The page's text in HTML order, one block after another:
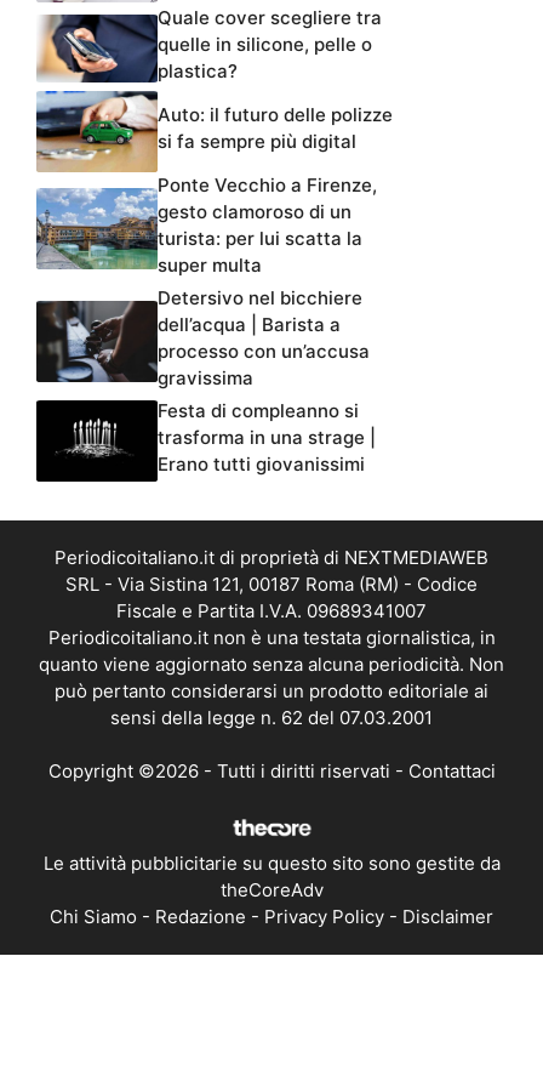
Quale cover scegliere tra
quelle in silicone, pelle o
plastica?
Auto: il futuro delle polizze
si fa sempre più digital
Ponte Vecchio a Firenze,
gesto clamoroso di un
turista: per lui scatta la
super multa
Detersivo nel bicchiere
dell’acqua | Barista a
processo con un’accusa
gravissima
Festa di compleanno si
trasforma in una strage |
Erano tutti giovanissimi
Periodicoitaliano.it di proprietà di NEXTMEDIAWEB
SRL - Via Sistina 121, 00187 Roma (RM) - Codice
Fiscale e Partita I.V.A. 09689341007
Periodicoitaliano.it non è una testata giornalistica, in
quanto viene aggiornato senza alcuna periodicità. Non
può pertanto considerarsi un prodotto editoriale ai
sensi della legge n. 62 del 07.03.2001
Copyright ©2026 - Tutti i diritti riservati - Contattaci
Le attività pubblicitarie su questo sito sono gestite da
theCoreAdv
Chi Siamo - Redazione - Privacy Policy - Disclaimer